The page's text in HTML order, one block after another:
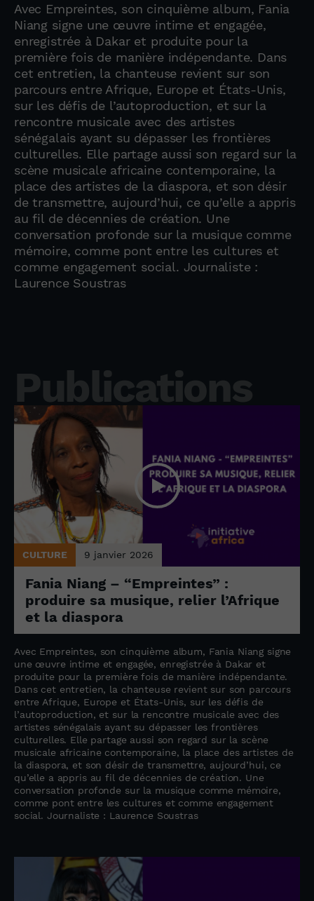
Avec Empreintes, son cinquième album, Fania
Niang signe une œuvre intime et engagée,
enregistrée à Dakar et produite pour la
première fois de manière indépendante. Dans
cet entretien, la chanteuse revient sur son
parcours entre Afrique, Europe et États-Unis,
sur les défis de l’autoproduction, et sur la
rencontre musicale avec des artistes
sénégalais ayant su dépasser les frontières
culturelles. Elle partage aussi son regard sur la
scène musicale africaine contemporaine, la
place des artistes de la diaspora, et son désir
de transmettre, aujourd’hui, ce qu’elle a appris
au fil de décennies de création. Une
conversation profonde sur la musique comme
mémoire, comme pont entre les cultures et
comme engagement social. Journaliste :
Laurence Soustras
Publications
CULTURE 9 janvier 2026
Fania Niang – “Empreintes” :
produire sa musique, relier l’Afrique
et la diaspora
Avec Empreintes, son cinquième album, Fania Niang signe
une œuvre intime et engagée, enregistrée à Dakar et
produite pour la première fois de manière indépendante.
Dans cet entretien, la chanteuse revient sur son parcours
entre Afrique, Europe et États-Unis, sur les défis de
l’autoproduction, et sur la rencontre musicale avec des
artistes sénégalais ayant su dépasser les frontières
culturelles. Elle partage aussi son regard sur la scène
musicale africaine contemporaine, la place des artistes de
la diaspora, et son désir de transmettre, aujourd’hui, ce
qu’elle a appris au fil de décennies de création. Une
conversation profonde sur la musique comme mémoire,
comme pont entre les cultures et comme engagement
social. Journaliste : Laurence Soustras